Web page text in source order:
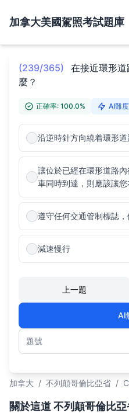
加拿大美國駕照考試題庫
(239/365)
在接近環形
麼？
正確率: 100.0% AI難
沿逆時針方向繞着環形道
讓位於已經在環形道路
車同時到達，則應該讓
遵守任何交通管制標誌，
減速慢行
上一題
AI
題號
加拿大 / 不列顛哥倫比亞省 /
關於這道 不列顛哥倫比